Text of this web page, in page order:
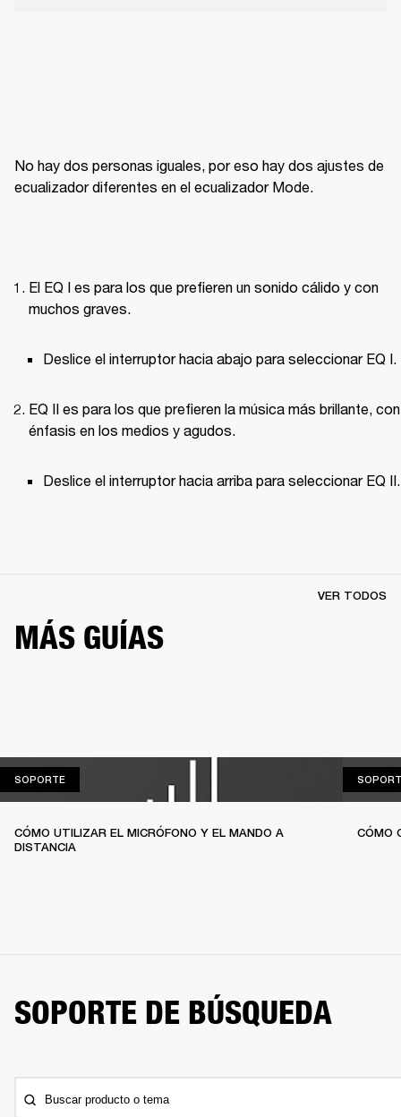
No hay dos personas iguales, por eso hay dos ajustes de
ecualizador diferentes en el ecualizador Mode.
El EQ I es para los que prefieren un sonido cálido y con
muchos graves.
Deslice el interruptor hacia abajo para seleccionar EQ I.
EQ II es para los que prefieren la música más brillante, con
énfasis en los medios y agudos.
Deslice el interruptor hacia arriba para seleccionar EQ II.
MÁS GUÍAS
VER TODOS
SOPORTESOPORTE
CÓMO UTILIZAR EL MICRÓFONO Y EL MANDO A
DISTANCIA
CÓMO
SOPORTE DE BÚSQUEDA
Buscar producto o tema